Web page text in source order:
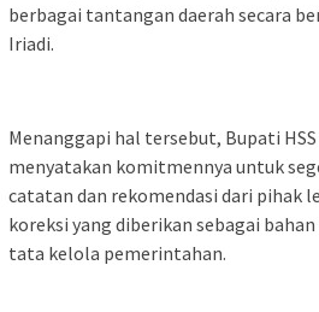
berbagai tantangan daerah secara
Iriadi.
Menanggapi hal tersebut, Bupati
menyatakan komitmennya untuk
catatan dan rekomendasi dari pihak
koreksi yang diberikan sebagai
tata kelola pemerintahan.